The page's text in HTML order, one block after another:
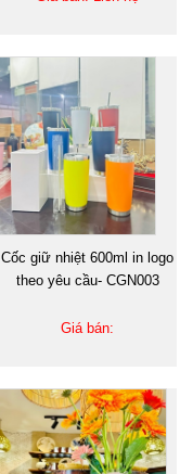
Cốc giữ nhiệt 600ml in logo
theo yêu cầu- CGN003
Giá bán: